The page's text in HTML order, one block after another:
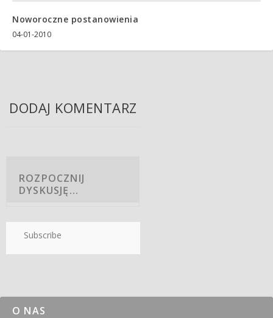
Noworoczne postanowienia
04-01-2010
DODAJ KOMENTARZ
Subscribe
O NAS